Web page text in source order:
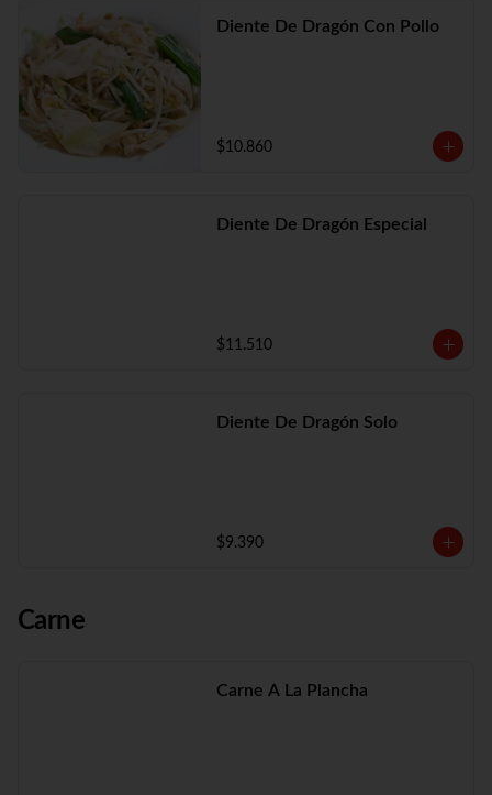
Diente De Dragón Con Pollo
$10.860
Diente De Dragón Especial
$11.510
Diente De Dragón Solo
$9.390
Carne
Carne A La Plancha